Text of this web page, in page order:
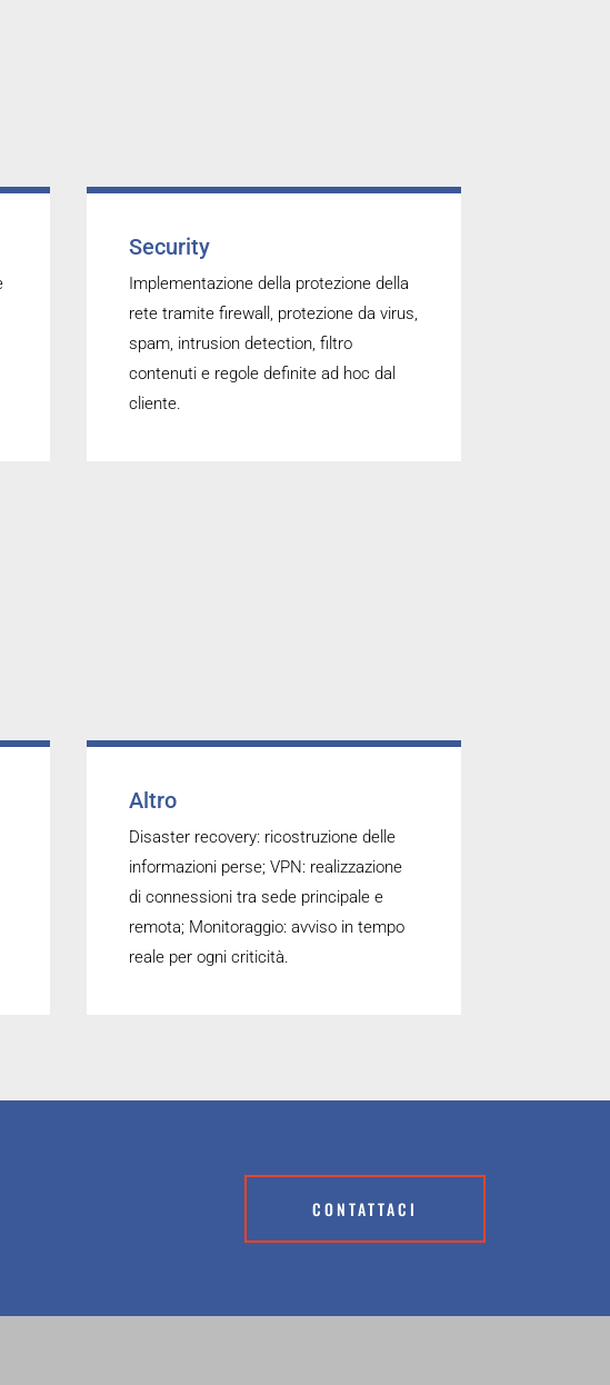
Security
Implementazione della protezione della
rete tramite firewall, protezione da virus,
spam, intrusion detection, filtro
contenuti e regole definite ad hoc dal
cliente.
Altro
Disaster recovery: ricostruzione delle
informazioni perse; VPN: realizzazione
di connessioni tra sede principale e
remota; Monitoraggio: avviso in tempo
reale per ogni criticità.
CONTATTACI